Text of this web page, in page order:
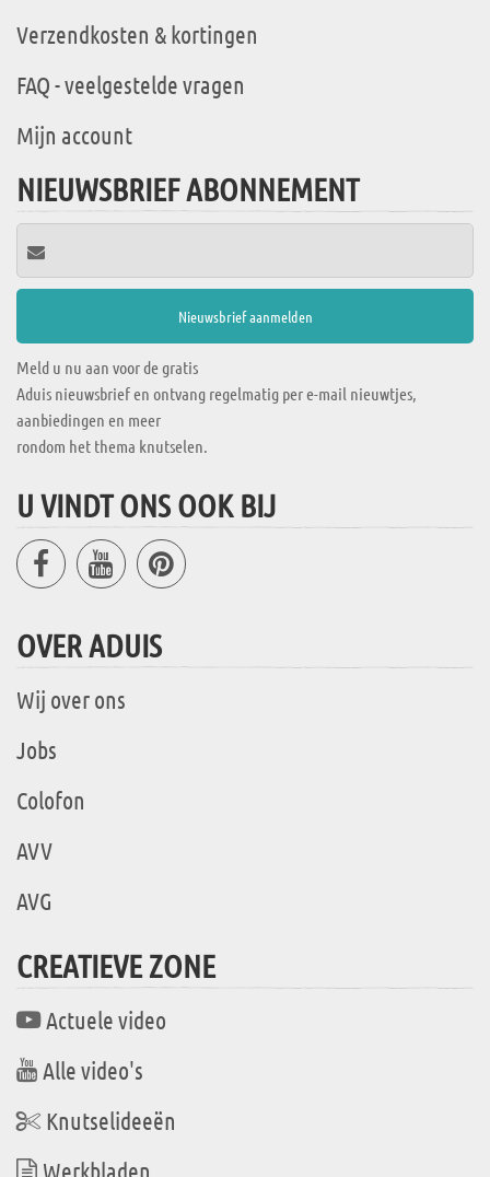
Verzendkosten & kortingen
FAQ - veelgestelde vragen
Mijn account
NIEUWSBRIEF ABONNEMENT
Meld u nu aan voor de gratis
Aduis nieuwsbrief en ontvang regelmatig per e-mail nieuwtjes,
aanbiedingen en meer
rondom het thema knutselen.
U VINDT ONS OOK BIJ
OVER ADUIS
Wij over ons
Jobs
Colofon
AVV
AVG
CREATIEVE ZONE
Actuele video
Alle video's
Knutselideeën
Werkbladen